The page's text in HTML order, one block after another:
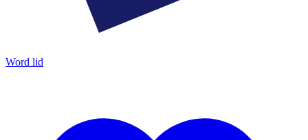
Word lid